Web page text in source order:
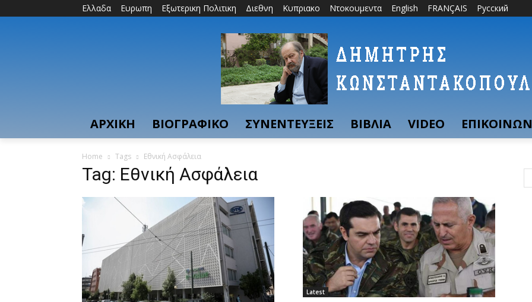
Ελλαδα Ευρωπη Εξωτερικη Πολιτικη Διεθνη Κυπριακο Ντοκουμεντα English FRANÇAIS Русский
ΑΡΧΙΚΗ ΒΙΟΓΡΑΦΙΚΟ ΣΥΝΕΝΤΕΥΞΕΙΣ ΒΙΒΛΙΑ VIDEO
Home Tags Εθνική Ασφάλεια
Tag: Εθνική Ασφάλεια
Latest